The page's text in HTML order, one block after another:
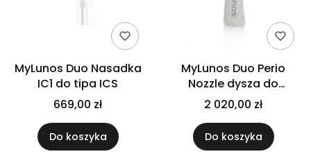
MyLunos Duo Nasadka
IC1 do tipa ICS
669,00 zł
Do koszyka
MyLunos Duo Perio
Nozzle dysza do
poddziąsłowego
czyszczenia kieszonek
przyzębnych i
powierzchni implantów
2 020,00 zł
Do koszyka